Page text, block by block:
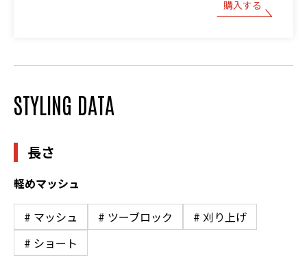
購入する
STYLING DATA
長さ
軽めマッシュ
# マッシュ # ツーブロック
# 刈り上げ
# ショート